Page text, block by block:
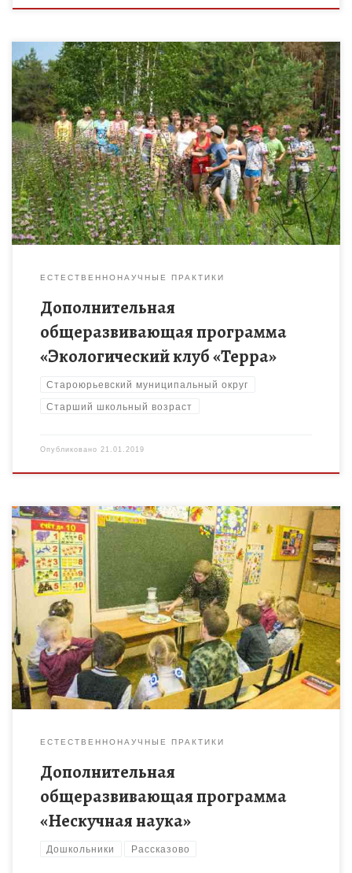
Программа направлена на приобщение учащихся к
экологическим исследованиям путем проведения
мониторинговых наблюдений окружающей среды
ЕСТЕСТВЕННОНАУЧНЫЕ ПРАКТИКИ
Дополнительная
общеразвивающая программа
«Экологический клуб «Терра»
Староюрьевский муниципальный округ
Старший школьный возраст
Опубликовано 21.01.2019
Развивающее обучение дошкольников на основе включения в
решение посильных задач по естествознанию и выполнения
исследовательских мини-проектов
ЕСТЕСТВЕННОНАУЧНЫЕ ПРАКТИКИ
Дополнительная
общеразвивающая программа
«Нескучная наука»
Дошкольники Рассказово